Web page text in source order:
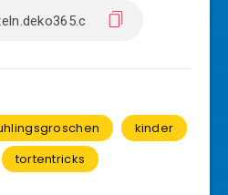
kinder
tortentricks